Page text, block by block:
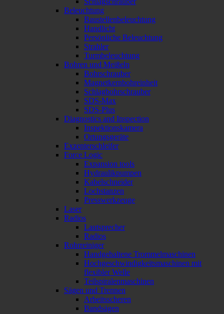
Beleuchtung
Baustellenbeleuchtung
Handlicht
Persönliche Beleuchtung
Strahler
Turmbeleuchtung
Bohren und Meißeln
Bohrschrauber
Magnetkernbohreinheit
Schlagbohrschrauber
SDS-Max
SDS-Plus
Diagnostics and Inspection
Inspektionskamera
Ortungsgeräte
Exzenterschleifer
Force Logic
Expansion tools
Hydraulikpumpen
Kabelschneider
Lochstanzen
Presswerkzeuge
Laser
Radios
Lautsprecher
Radios
Rohrreiniger
Handgehaltene Trommelmaschinen
Hochgeschwindigkeitsmaschinen mit
flexibler Welle
Teilspiralenmaschinen
Sägen und Trennen
Arbeitsscheren
Bandsägen